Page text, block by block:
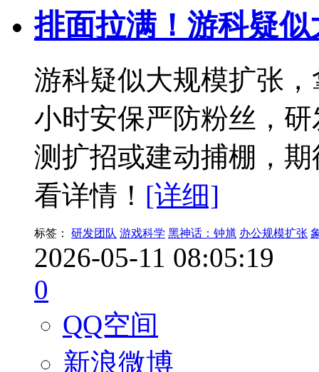
排面拉满！游科疑
游科疑似大规模扩张
小时安保严防粉丝，
测扩招或建动捕棚，
看详情！ [详细]
标签： 研发团队 游戏科学 黑神话：钟馗 办公规模扩张
2026-05-11 08:05:19
0
QQ空间
新浪微博